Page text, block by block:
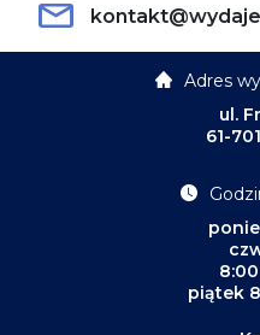
Adres
ul.
61-
piątek